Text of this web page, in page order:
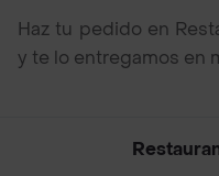
Haz tu pedido en
y te lo entregamos en